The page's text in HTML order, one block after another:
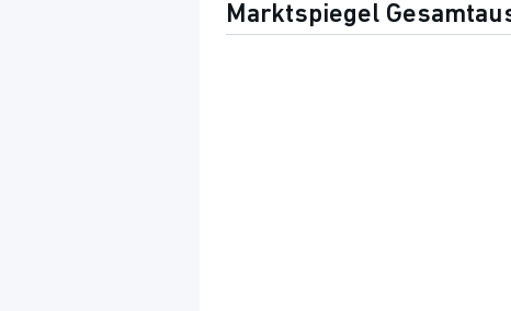
Marktspiegel